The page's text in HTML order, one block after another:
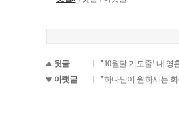
윗글
"10월달 기도줄! 내 영
아랫글
"하나님이 원하시는